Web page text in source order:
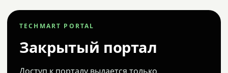
TECHMART PORTAL
Закрытый портал